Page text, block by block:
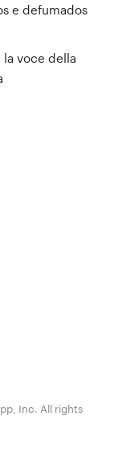
e defumados
voce della
Inc. All rights